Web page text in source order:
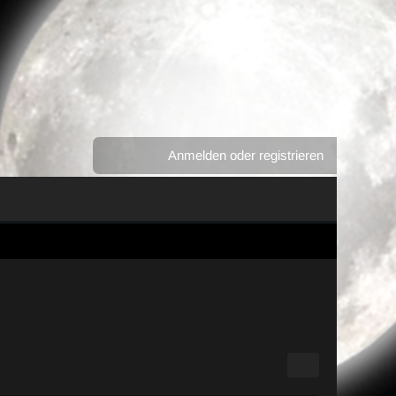
Anmelden oder registrieren